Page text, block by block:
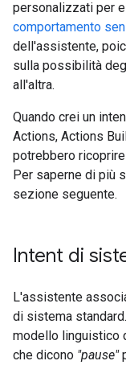
personalizzati per
comportamento
dell'assistente,
sulla possibilità
all'altra.
Quando crei un
Actions, Actions
potrebbero
Per saperne di più
sezione seguente.
Intent di
L'assistente
di sistema
modello linguistico
che dicono "pause"